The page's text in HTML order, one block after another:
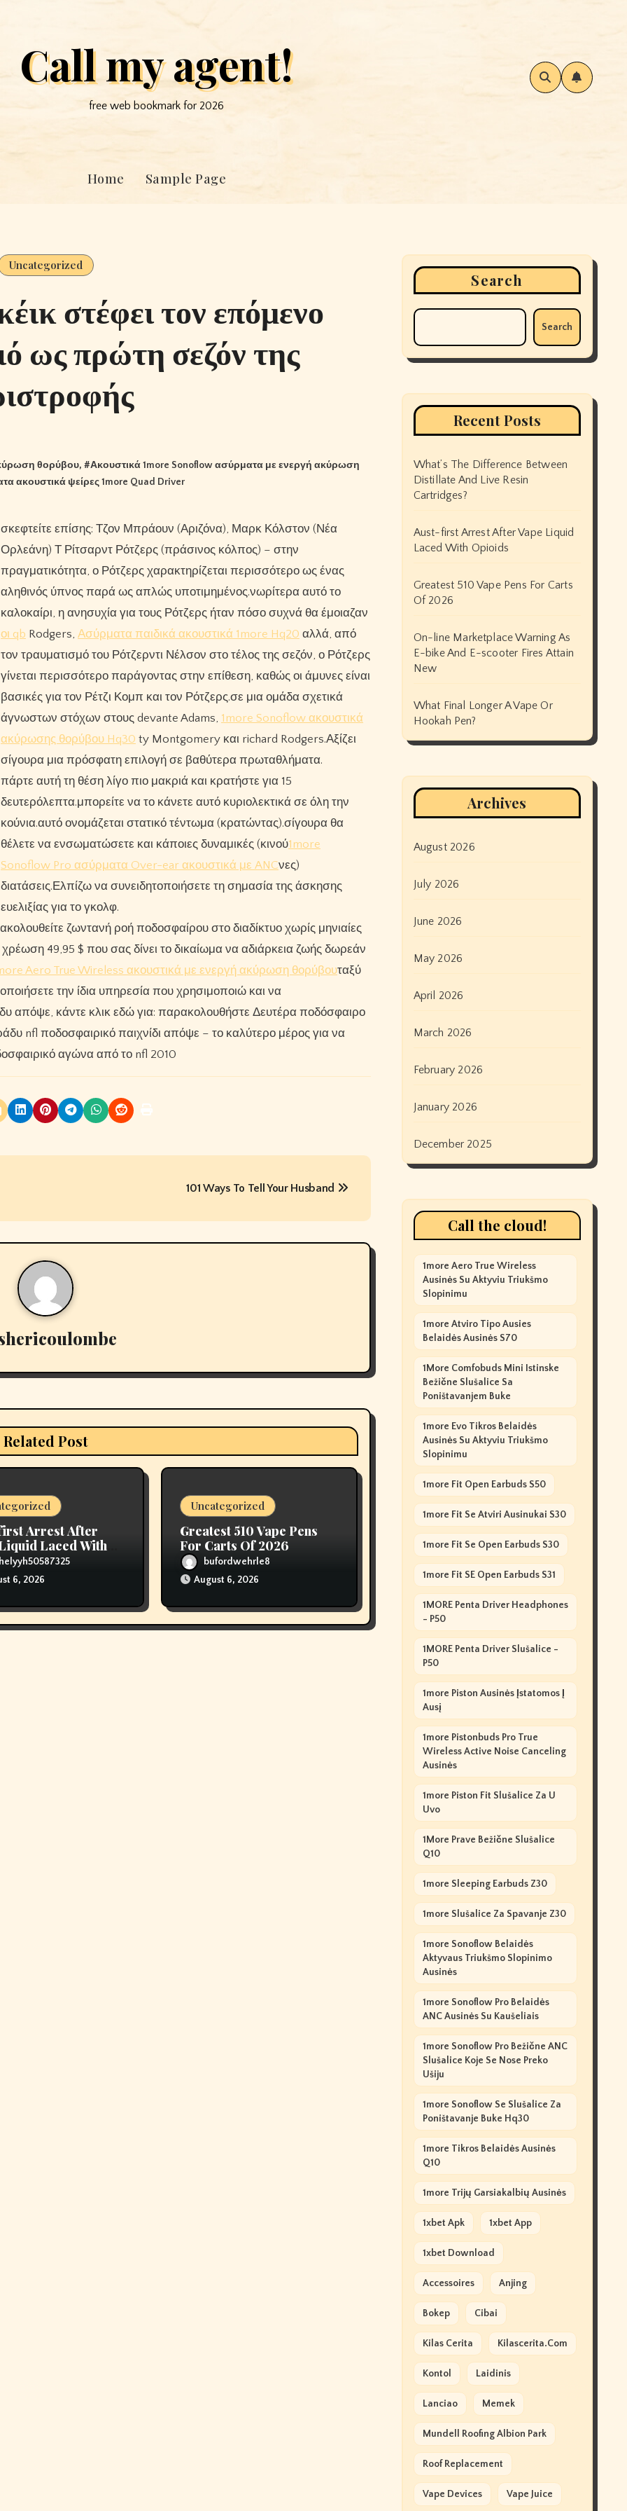
Call my agent!
free web bookmark for 2026
Home Sample Page
Uncategorized
στέφει τον επόμενο
ως πρώτη σεζόν της
θορύβου, #Ακουστικά 1more Sonoflow ασύρματα με ενεργή ακύρωση
ακουστικά ψείρες 1more Quad Driver
σκεφτείτε επίσης: Τζον Μπράουν (Αριζόνα), Μαρκ Κόλστον (Νέα
Ορλεάνη) Τ Ρίτσαρντ Ρότζερς (πράσινος κόλπος) – στην
πραγματικότητα, ο Ρότζερς χαρακτηρίζεται περισσότερο ως ένας
αληθινός ύπνος παρά ως απλώς υποτιμημένος.νωρίτερα αυτό το
καλοκαίρι, η ανησυχία για τους Ρότζερς ήταν πόσο συχνά θα έμοιαζαν
οι qb Rodgers, Ασύρματα παιδικά ακουστικά 1more Hq20 αλλά, από
τον τραυματισμό του Ρότζερντι Νέλσον στο τέλος της σεζόν, ο Ρότζερς
γίνεται περισσότερο παράγοντας στην επίθεση, καθώς οι άμυνες είναι
βασικές για τον Ρέτζι Κομπ και τον Ρότζερς.σε μια ομάδα σχετικά
άγνωστων στόχων στους devante Adams, 1more Sonoflow ακουστικά
ακύρωσης θορύβου Hq30 ty Montgomery και richard Rodgers.Αξίζει
σίγουρα μια πρόσφατη επιλογή σε βαθύτερα πρωταθλήματα.
πάρτε αυτή τη θέση λίγο πιο μακριά και κρατήστε για 15
δευτερόλεπτα.μπορείτε να το κάνετε αυτό κυριολεκτικά σε όλη την
κούνια.αυτό ονομάζεται στατικό τέντωμα (κρατώντας).σίγουρα θα
θέλετε να ενσωματώσετε και κάποιες δυναμικές (κινού1more
Sonoflow Pro ασύρματα Over-ear ακουστικά με ANCνες)
διατάσεις.Ελπίζω να συνειδητοποιήσετε τη σημασία της άσκησης
ευελιξίας για το γκολφ.
ζωντανή ροή ποδοσφαίρου στο διαδίκτυο χωρίς μηνιαίες
49,95 $ που σας δίνει το δικαίωμα να αδιάρκεια ζωής δωρεάν
Aero True Wireless ακουστικά με ενεργή ακύρωση θορύβουταξύ
την ίδια υπηρεσία που χρησιμοποιώ και να
απόψε, κάντε κλικ εδώ για: παρακολουθήστε Δευτέρα ποδόσφαιρο
nfl ποδοσφαιρικό παιχνίδι απόψε – το καλύτερο μέρος για να
αγώνα από το nfl 2010
101 Ways To Tell Your Husband
Related Post
Arrest After
Laced With
6, 2026
Uncategorized
Greatest 510 Vape Pens
For Carts Of 2026
bufordwehrle8
August 6, 2026
Search
Search
Recent Posts
What’s The Difference Between
Distillate And Live Resin
Cartridges?
Aust-first Arrest After Vape Liquid
Laced With Opioids
Greatest 510 Vape Pens For Carts
Of 2026
On-line Marketplace Warning As
E-bike And E-scooter Fires Attain
New
What Final Longer A Vape Or
Hookah Pen?
Archives
August 2026
July 2026
June 2026
May 2026
April 2026
March 2026
February 2026
January 2026
December 2025
Call the cloud!
1more Aero True Wireless
Ausinės Su Aktyviu Triukšmo
Slopinimu
1more Atviro Tipo Ausies
Belaidės Ausinės S70
1More Comfobuds Mini Istinske
Bežične Slušalice Sa
Poništavanjem Buke
1more Evo Tikros Belaidės
Ausinės Su Aktyviu Triukšmo
Slopinimu
1more Fit Open Earbuds S50
1more Fit Se Atviri Ausinukai S30
1more Fit Se Open Earbuds S30
1more Fit SE Open Earbuds S31
1MORE Penta Driver Headphones
- P50
1MORE Penta Driver Slušalice -
P50
1more Piston Ausinės Įstatomos Į
Ausį
1more Pistonbuds Pro True
Wireless Active Noise Canceling
Ausinės
1more Piston Fit Slušalice Za U
Uvo
1More Prave Bežične Slušalice
Q10
1more Sleeping Earbuds Z30
1more Slušalice Za Spavanje Z30
1more Sonoflow Belaidės
Aktyvaus Triukšmo Slopinimo
Ausinės
1more Sonoflow Pro Belaidės
ANC Ausinės Su Kaušeliais
1more Sonoflow Pro Bežične ANC
Slušalice Koje Se Nose Preko
Ušiju
1more Sonoflow Se Slušalice Za
Poništavanje Buke Hq30
1more Tikros Belaidės Ausinės
Q10
1more Trijų Garsiakalbių Ausinės
1xbet Apk 1xbet App
1xbet Download
Accessoires Anjing
Bokep Cibai
Kilas Cerita Kilascerita.com
Kontol Laidinis
Lanciao Memek
Mundell Roofing Albion Park
Roof Replacement
Vape Devices Vape Juice